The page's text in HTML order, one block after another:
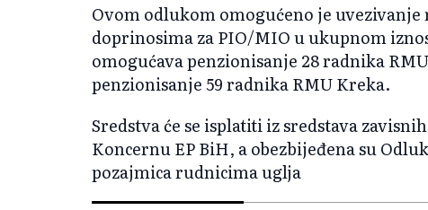
Ovom odlukom omogućeno je uvezivanje
doprinosima za PIO/MIO u ukupnom
omogućava penzionisanje 28 radnika
penzionisanje 59 radnika RMU Kreka.
Sredstva će se isplatiti iz sredstava
Koncernu EP BiH, a obezbijeđena su
pozajmica rudnicima uglja